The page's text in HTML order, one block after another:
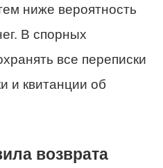
ниже вероятность
В спорных
все переписки
и квитанции об
возврата